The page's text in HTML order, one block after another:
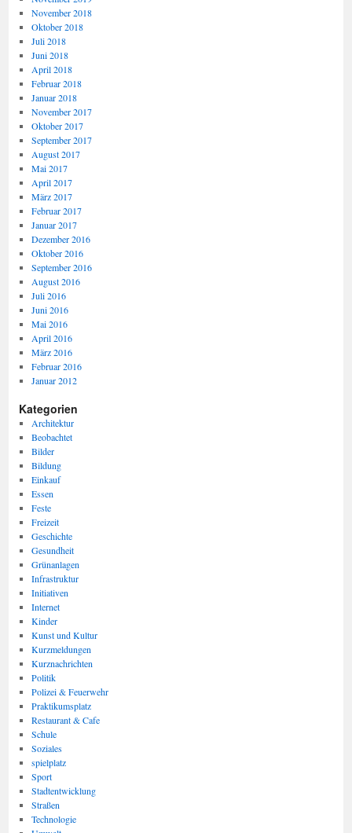
November 2018
Oktober 2018
Juli 2018
Juni 2018
April 2018
Februar 2018
Januar 2018
November 2017
Oktober 2017
September 2017
August 2017
Mai 2017
April 2017
März 2017
Februar 2017
Januar 2017
Dezember 2016
Oktober 2016
September 2016
August 2016
Juli 2016
Juni 2016
Mai 2016
April 2016
März 2016
Februar 2016
Januar 2012
Kategorien
Architektur
Beobachtet
Bilder
Bildung
Einkauf
Essen
Feste
Freizeit
Geschichte
Gesundheit
Grünanlagen
Infrastruktur
Initiativen
Internet
Kinder
Kunst und Kultur
Kurzmeldungen
Kurznachrichten
Politik
Polizei & Feuerwehr
Praktikumsplatz
Restaurant & Cafe
Schule
Soziales
spielplatz
Sport
Stadtentwicklung
Straßen
Technologie